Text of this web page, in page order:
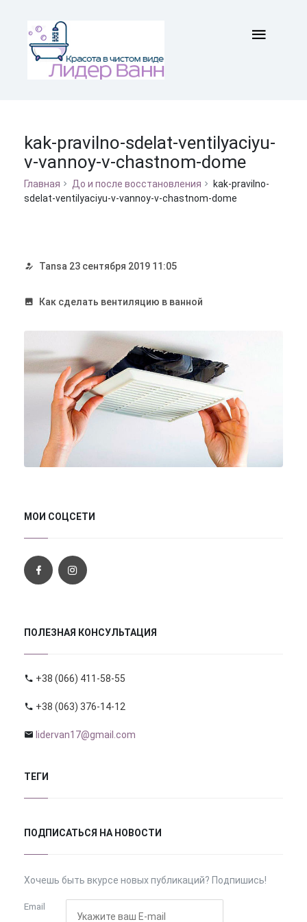
kak-pravilno-sdelat-ventilyaciyu-
v-vannoy-v-chastnom-dome
Главная До и после восстановления
kak-pravilno-
sdelat-ventilyaciyu-v-vannoy-v-chastnom-dome
Tansa 23 сентября 2019 11:05
Как сделать вентиляцию в ванной
МОИ СОЦСЕТИ
ПОЛЕЗНАЯ КОНСУЛЬТАЦИЯ
+38 (066) 411-58-55
+38 (063) 376-14-12
lidervan17@gmail.com
ТЕГИ
ПОДПИСАТЬСЯ НА НОВОСТИ
Хочешь быть вкурсе новых публикаций? Подпишись!
Email